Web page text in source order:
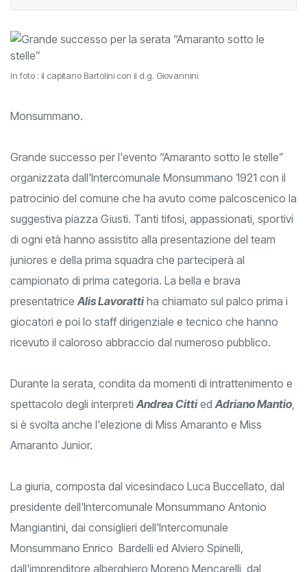
In foto : il capitano Bartolini con il d.g. Giovannini
Monsummano.
Grande successo per l'evento “Amaranto sotto le stelle”
organizzata dall'Intercomunale Monsummano 1921 con il
patrocinio del comune che ha avuto come palcoscenico la
suggestiva piazza Giusti. Tanti tifosi, appassionati, sportivi
di ogni età hanno assistito alla presentazione del team
juniores e della prima squadra che parteciperà al
campionato di prima categoria. La bella e brava
presentatrice Alis Lavorattiha chiamato sul palco prima i
giocatori e poi lo staff dirigenziale e tecnico che hanno
ricevuto il caloroso abbraccio dal numeroso pubblico.
Durante la serata, condita da momenti di intrattenimento e
spettacolo degli interpreti Andrea Cittied Adriano Mantio
si è svolta anche l'elezione di Miss Amaranto e Miss
Amaranto Junior.
La giuria, composta dal vicesindaco Luca Buccellato, dal
presidente dell'Intercomunale Monsummano Antonio
Mangiantini, dai consiglieri dell'Intercomunale
Monsummano Enrico Bardelli ed Alviero Spinelli,
dall'imprenditore alberghiero Moreno Mencarelli, dal